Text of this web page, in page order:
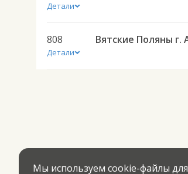
Детали
808
Детали
Мы используем cookie-файлы